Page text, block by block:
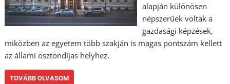
alapján különösen
népszerűek voltak a
gazdasági képzések,
miközben az egyetem több szakján is magas pontszám kellett
az állami ösztöndíjas helyhez.
TOVÁBB OLVASOM